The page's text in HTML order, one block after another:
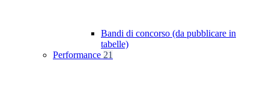
Bandi di concorso (da pubblicare in
tabelle)
Performance 21